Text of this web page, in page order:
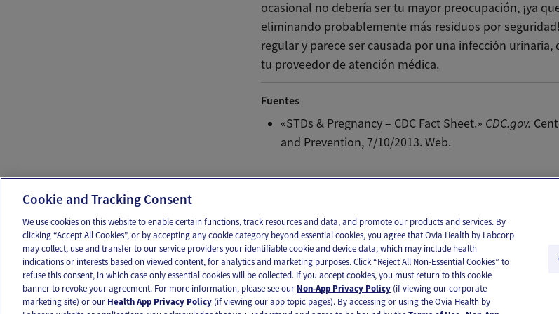
ocasional no debería ser tu mayor preocupación, ¡ya
eliminando probablemente más residuos por
regular y parece ser causada por una infección urinaria,
tu proveedor de atención médica.
Fuentes
«STDs & Pregnancy – CDC Fact Sheet.» CDC.gov.
and Prevention, 7/10/2013. Web.
OUR APPS FOLLOW US
Cookie and Tracking Consent
We use cookies on this website to enable certain functions, track resources and data, and promote our products and services. By
clicking “Accept All Cookies”, or by accepting any cookie category beyond essential cookies, you agree that Ovia Health by Labcorp
may collect, use and transfer to our service providers your identifiable cookie and device data, which may include health
indications or interests based on viewed content, for analytics and marketing purposes. Click “Reject All Non-Essential Cookies” to
refuse this consent, in which case only essential cookies will be collected. If you accept cookies, you must return to this cookie
banner to revoke your agreement. For more information, please see our Non-App Privacy Policy (if viewing our corporate
marketing site) or our Health App Privacy Policy (if viewing our app topic pages). By accessing or using the Ovia Health by